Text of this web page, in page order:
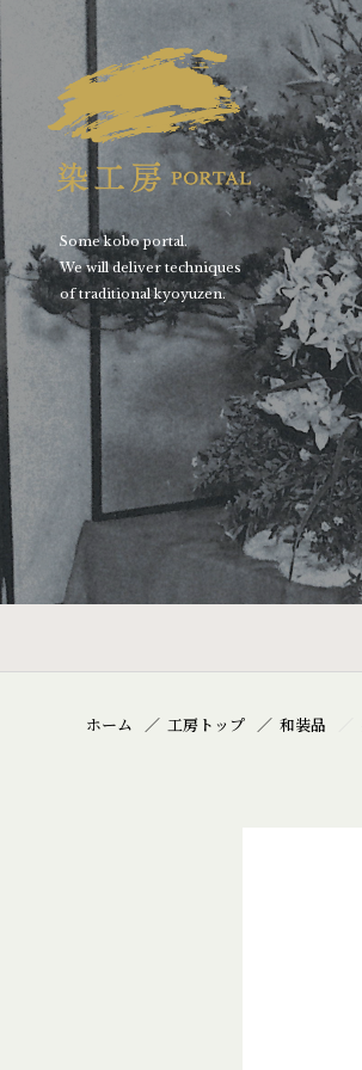
Some kobo portal.
We will deliver techniques
of traditional kyoyuzen.
ホーム 工房トップ 和装品